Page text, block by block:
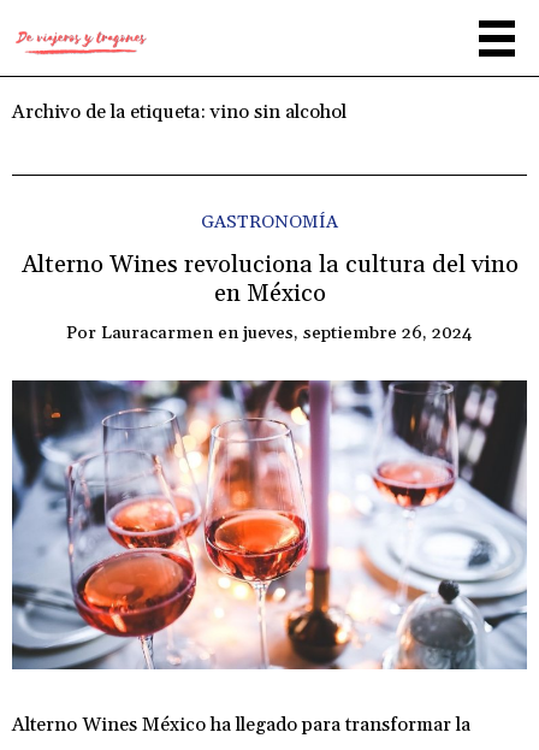
Archivo de la etiqueta:vino sin alcohol
GASTRONOMÍA
Alterno Wines revoluciona la cultura del vino
en México
Por Lauracarmen enjueves, septiembre 26, 2024
Alterno Wines México ha llegado para transformar la